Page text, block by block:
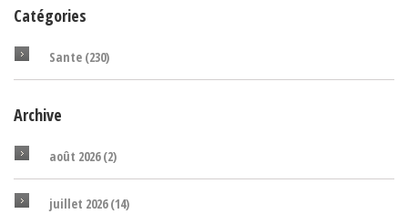
Catégories
Sante (230)
Archive
août 2026(2)
juillet 2026(14)